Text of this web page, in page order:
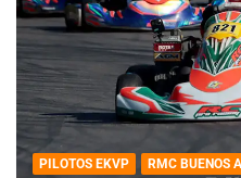
PILOTOS EKVP RMC BUENOS